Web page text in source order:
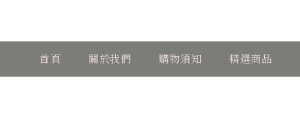
首頁 關於我們 購物須知 精選商品